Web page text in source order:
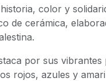
color y
de cerámica,
por sus
rojos, azules y